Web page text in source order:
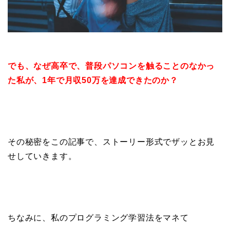
でも、なぜ高卒で、普段パソコンを触ることのなかっ
た私が、 1年で月収50万を達成できたのか？
その秘密をこの記事で、ストーリー形式でザッとお見
せしていきます。
ちなみに、私のプログラミング学習法をマネて